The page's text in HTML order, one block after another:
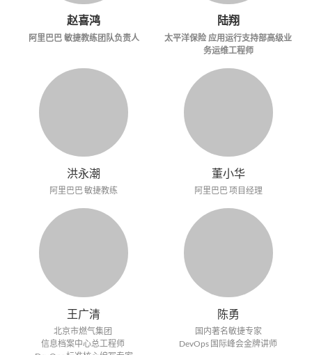
赵喜鸿
阿里巴巴 敏捷教练团队负责人
陆翔
太平洋保险 应用运行支持部高级业
务运维工程师
洪永潮
阿里巴巴 敏捷教练
董小华
阿里巴巴 项目经理
王广清
北京市燃气集团
信息档案中心总工程师
陈勇
国内著名敏捷专家
DevOps 国际峰会金牌讲师